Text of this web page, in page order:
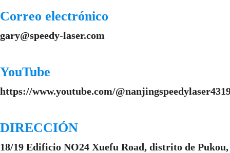
Correo electrónico
gary@speedy-laser.com
YouTube
https://www.youtube.com/
DIRECCIÓN
18/19 Edificio NO24 Xuefu Road, distrito de Pukou,